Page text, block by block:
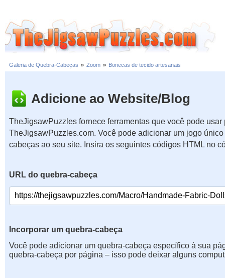
Galeria de Quebra-Cabeças » Zoom » Bonecas de tecido artesanais
Adicione ao Website/Blog
TheJigsawPuzzles fornece ferramentas que você pode usar
TheJigsawPuzzles.com. Você pode adicionar um jogo
cabeças ao seu site. Insira os seguintes códigos HTML no
URL do quebra-cabeça
Incorporar um quebra-cabeça
Você pode adicionar um quebra-cabeça específico à sua
quebra-cabeça por página – isso pode deixar alguns